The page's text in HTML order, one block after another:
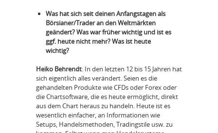
Was hat sich seit deinen Anfangstagen als
Börsianer/Trader an den Weltmärkten
geändert? Was war früher wichtig und ist es
ggf. heute nicht mehr? Was ist heute
wichtig?
Heiko Behrendt: In den letzten 12 bis 15 Jahren hat
sich eigentlich alles verändert. Seien es die
gehandelten Produkte wie CFDs oder Forex oder
die Chartsoftware, die es heute ermöglicht, direkt
aus dem Chart heraus zu handeln. Heute ist es
wesentlich einfacher, an Informationen wie
Setups, Handelsmethoden, Tradingstile usw. zu